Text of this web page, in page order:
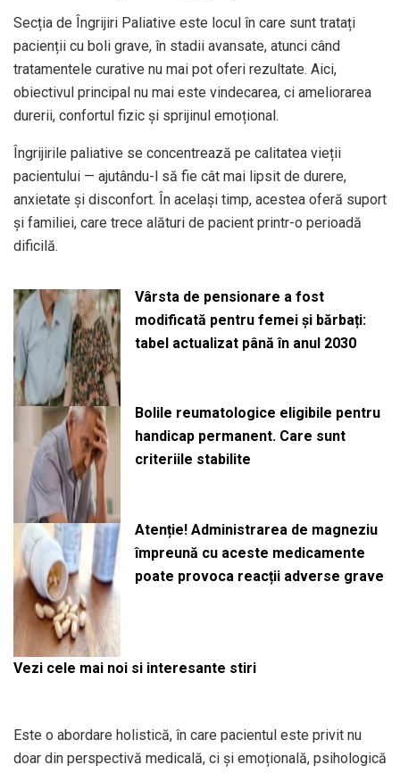
Secția de Îngrijiri Paliative este locul în care sunt tratați
pacienții cu boli grave, în stadii avansate, atunci când
tratamentele curative nu mai pot oferi rezultate. Aici,
obiectivul principal nu mai este vindecarea, ci ameliorarea
durerii, confortul fizic și sprijinul emoțional.
Îngrijirile paliative se concentrează pe calitatea vieții
pacientului — ajutându-l să fie cât mai lipsit de durere,
anxietate și disconfort. În același timp, acestea oferă suport
și familiei, care trece alături de pacient printr-o perioadă
dificilă.
Vârsta de pensionare a fost
modificată pentru femei și bărbați:
tabel actualizat până în anul 2030
Bolile reumatologice eligibile pentru
handicap permanent. Care sunt
criteriile stabilite
Atenție! Administrarea de magneziu
împreună cu aceste medicamente
poate provoca reacții adverse grave
Vezi cele mai noi si interesante stiri
Este o abordare holistică, în care pacientul este privit nu
doar din perspectivă medicală, ci și emoțională, psihologică